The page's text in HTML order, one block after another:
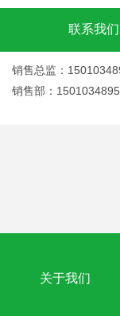
联系我们
销售总监：
销售部：
关于我们